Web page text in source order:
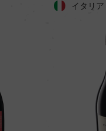
イタリア